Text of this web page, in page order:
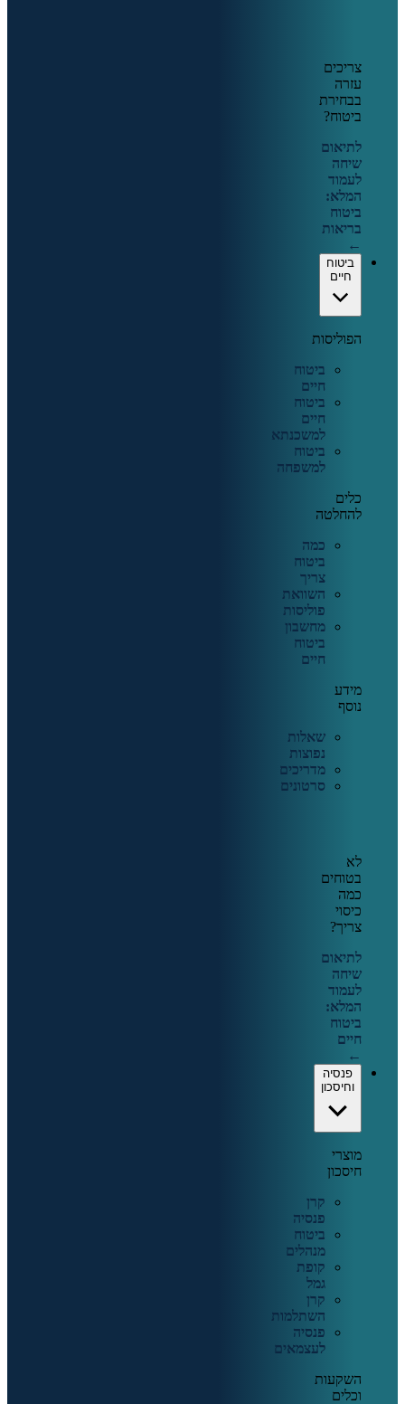
צריכים
עזרה
בבחירת
ביטוח?
לתיאום
שיחה
לעמוד
המלא:
ביטוח
בריאות
←
ביטוח
חיים
הפוליסות
ביטוח
חיים
ביטוח
חיים
למשכנתא
ביטוח
למשפחה
כלים
להחלטה
כמה
ביטוח
צריך
השוואת
פוליסות
מחשבון
ביטוח
חיים
מידע
נוסף
שאלות
נפוצות
מדריכים
סרטונים
לא
בטוחים
כמה
כיסוי
צריך?
לתיאום
שיחה
לעמוד
המלא:
ביטוח
חיים
←
פנסיה
וחיסכון
מוצרי
חיסכון
קרן
פנסיה
ביטוח
מנהלים
קופת
גמל
קרן
השתלמות
פנסיה
לעצמאים
השקעות
וכלים